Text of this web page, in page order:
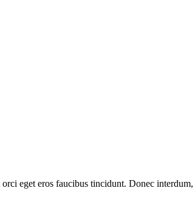
eget eros faucibus tincidunt. Donec